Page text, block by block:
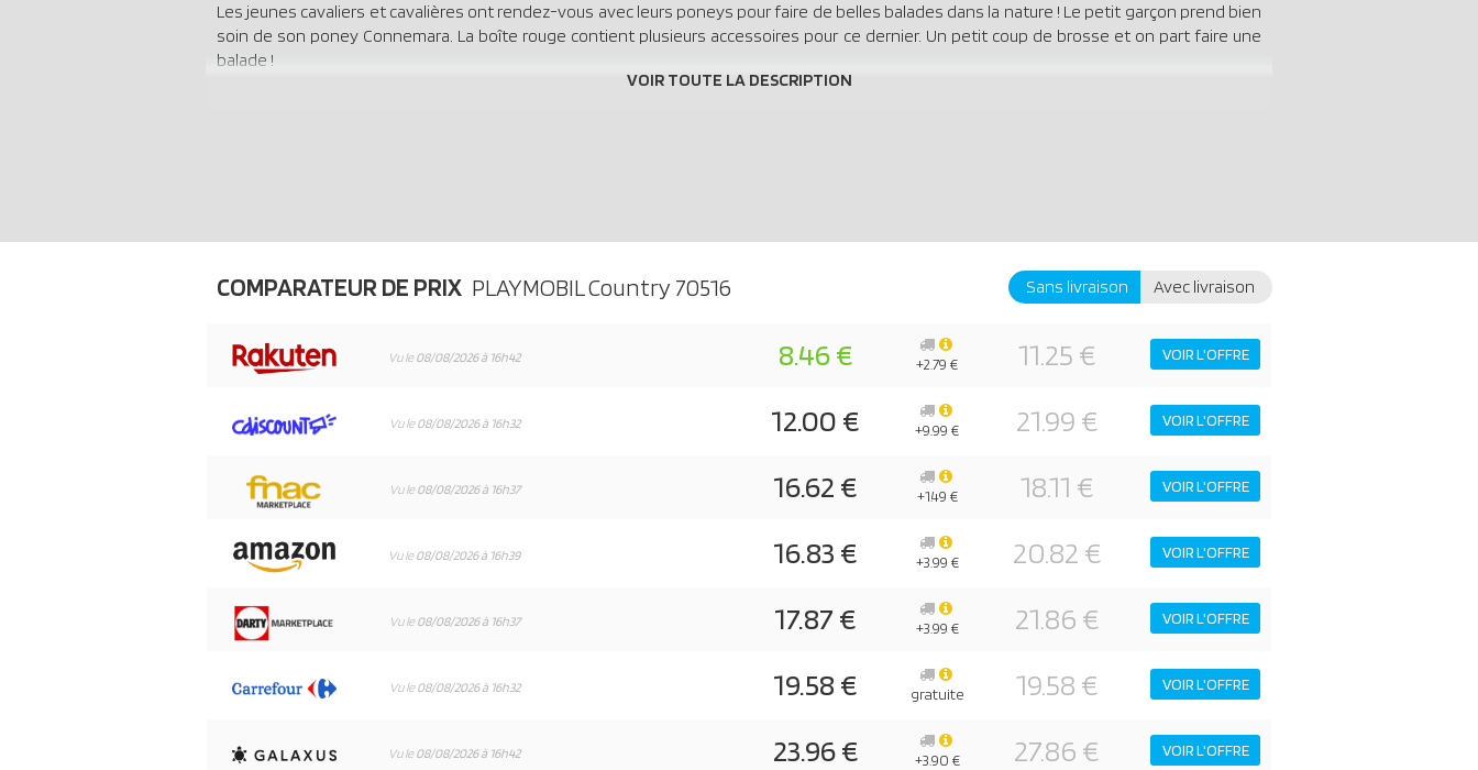
Les jeunes cavaliers et cavalières ont rendez-vous avec leurs poneys pour faire de belles balades dans la nature ! Le petit garçon prend bien
soin de son poney Connemara. La boîte rouge contient plusieurs accessoires pour ce dernier. Un petit coup de brosse et on part faire une
balade !
COMPARATEUR DE PRIX PLAYMOBIL Country 70516 Sans livraison Avec livraison
Vu le08/08/2026 à 16h42 8.46 € 11.25 € VOIR L'OFFRE
+2.79 €
Vu le08/08/2026 à 16h32 12.00 € 21.99 € VOIR L'OFFRE
+9.99 €
Vu le08/08/2026 à 16h37 16.62 € 18.11 € VOIR L'OFFRE
+1.49 €
Vu le08/08/2026 à 16h39 16.83 € 20.82 € VOIR L'OFFRE
+3.99 €
Vu le08/08/2026 à 16h37 17.87 € 21.86 € VOIR L'OFFRE
+3.99 €
Vu le08/08/2026 à 16h32 19.58 € 19.58 € VOIR L'OFFRE
gratuite
Vu le08/08/2026 à 16h42 23.96 € 27.86 € VOIR L'OFFRE
+3.90 €